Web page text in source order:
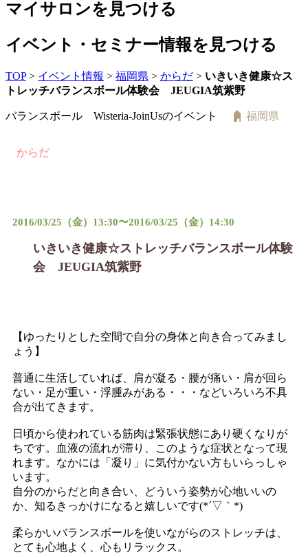
マイサロンを見つける
イベント・セミナー情報を見つける
TOP> イベント情報 > 福岡県 > からだ > いきいき健康☆ス
トレッチバランスボール体験会 JEUGIA筑紫野
バランスボール Wisteria-JoinUsのイベント 福岡県
からだ
2016/03/25（金）13:30〜2016/03/25（金）14:30
いきいき健康☆ストレッチバランスボール体験
会 JEUGIA筑紫野
【ゆったりとした空間で自分の身体と向き合ってみまし
ょう】
普通に生活していれば、肩が凝る・腰が痛い・肩が回ら
ない・足が重い・浮腫みがある・・・などいろいろ不具
合が出てきます。
日頃から使われている筋肉は緊張状態にあり硬くなりが
ちです。血液の流れが滞り、このような症状となって現
れます。なかには「凝り」に気付かない方もいらっしゃ
います。
自分のからだと向き合い、どういう姿勢が心地いいの
か、知るきっかけになると嬉しいです(*´▽｀*)
柔らかいバランスボールを使いながらのストレッチは、
とても心地よく、心もリラックス。